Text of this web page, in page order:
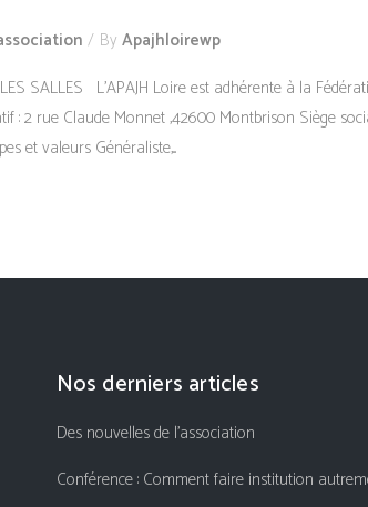
By Apajhloirewp
SALLES L’APAJH Loire est adhérente à la
: 2 rue Claude Monnet ,42600 Montbrison Siège
et valeurs Généraliste,...
Nos derniers articles
Des nouvelles de l’association
Conférence : Comment faire institution